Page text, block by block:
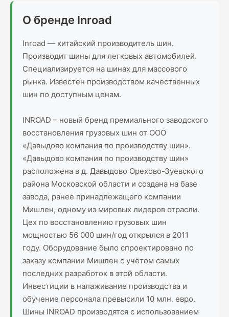
О бренде Inroad
Inroad — китайский производитель шин.
Производит шины для легковых автомобилей.
Специализируется на шинах для массового
рынка. Известен производством качественных
шин по доступным ценам.
INROAD – новый бренд премиального заводского
восстановления грузовых шин от ООО
«Давыдово компания по производству шин».
«Давыдово компания по производству шин»
расположена в д. Давыдово Орехово-Зуевского
района Московской области и создана на базе
завода, ранее принадлежащего компании
Мишлен, одному из мировых лидеров отрасли.
Цех по восстановлению грузовых шин
мощностью 56 000 шин/год открылся в 2011
году. Оборудование было спроектировано по
заказу компании Мишлен с учётом самых
последних разработок в этой области.
Инвестиции в налаживание производства и
обучение персонала превысили 10 млн. евро.
Шины INROAD производятся с использованием